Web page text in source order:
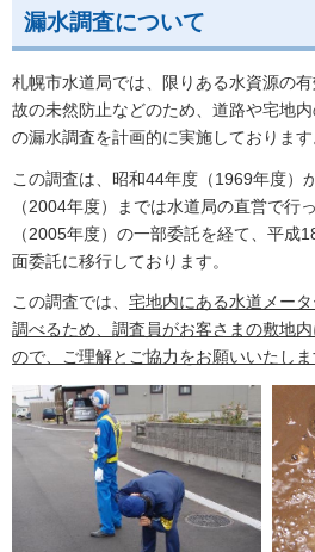
漏水調査について
札幌市水道局では、限りある水資源の
故の未然防止などのため、道路や宅地
の漏水調査を計画的に実施しております
この調査は、昭和44年度（1969年度）
（2004年度）までは水道局の直営で行
（2005年度）の一部委託を経て、平成
面委託に移行しております。
この調査では、 宅地内にある水道メー
調べるため、調査員がお客さまの敷地
ので、ご理解とご協力をお願いいたしま